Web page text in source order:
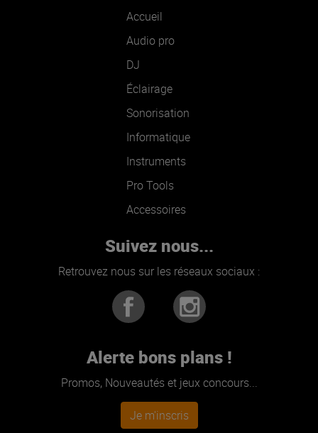
Accueil
Audio pro
DJ
Éclairage
Sonorisation
Informatique
Instruments
Pro Tools
Accessoires
Suivez nous...
Retrouvez nous sur les réseaux sociaux :
Alerte bons plans !
Promos, Nouveautés et jeux concours...
Je m'inscris